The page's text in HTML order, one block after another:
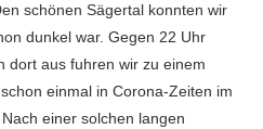
schönen Sägertal konnten wir
dunkel war. Gegen 22 Uhr
dort aus fuhren wir zu einem
einmal in Corona-Zeiten im
einer solchen langen